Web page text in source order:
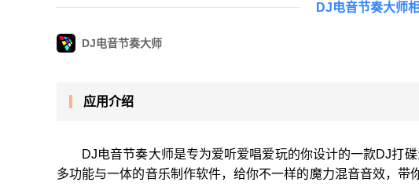
DJ电音节奏大师
DJ电音节奏大师
应用介绍
DJ电音节奏大师是专为爱听爱唱爱玩的你设计的一款DJ打
多功能与一体的音乐制作软件，给你不一样的魔力混音音效，